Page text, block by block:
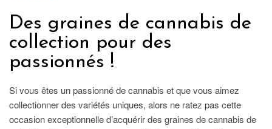
Des graines de cannabis de
collection pour des
passionnés !
Si vous êtes un passionné de cannabis et que vous aimez
collectionner des variétés uniques, alors ne ratez pas cette
occasion exceptionnelle d’acquérir des graines de cannabis de